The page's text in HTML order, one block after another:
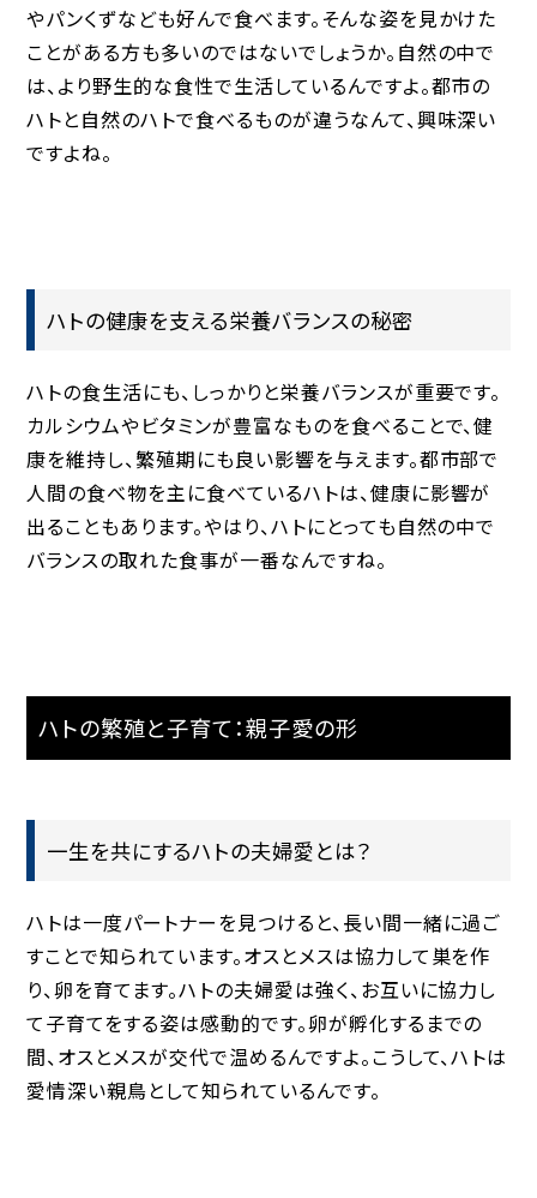
やパンくずなども好んで食べます。そんな姿を見かけた
ことがある方も多いのではないでしょうか。自然の中で
は、より野生的な食性で生活しているんですよ。都市の
ハトと自然のハトで食べるものが違うなんて、興味深い
ですよね。
ハトの健康を支える栄養バランスの秘密
ハトの食生活にも、しっかりと栄養バランスが重要です。
カルシウムやビタミンが豊富なものを食べることで、健
康を維持し、繁殖期にも良い影響を与えます。都市部で
人間の食べ物を主に食べているハトは、健康に影響が
出ることもあります。やはり、ハトにとっても自然の中で
バランスの取れた食事が一番なんですね。
ハトの繁殖と子育て：親子愛の形
一生を共にするハトの夫婦愛とは？
ハトは一度パートナーを見つけると、長い間一緒に過ご
すことで知られています。オスとメスは協力して巣を作
り、卵を育てます。ハトの夫婦愛は強く、お互いに協力し
て子育てをする姿は感動的です。卵が孵化するまでの
間、オスとメスが交代で温めるんですよ。こうして、ハトは
愛情深い親鳥として知られているんです。